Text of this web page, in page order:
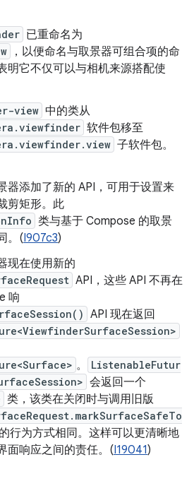
已重命名为
，以便命名与取景器可组合项的命
明它不仅可以与相机来源搭配使
view 中的类从
软件包移至
子软件包。
器添加了新的 API，可用于设置来
剪矩形。此
类与基于 Compose 的取景
。(I907c3)
现在使用新的
API，这些 API 不再在
响
API 现在返回
。
ListenableFutur
会返回一个
类，该类在关闭时与调用旧版
行为方式相同。这样可以更清晰地
面响应之间的责任。(I19041)